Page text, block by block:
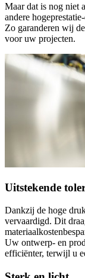
Maar dat is nog niet
andere
Zo garanderen wij
voor uw projecten.
Uitstekende
Dankzij de hoge
vervaardigd. Dit
Uw ontwerp- en
efficiënter, terwijl u